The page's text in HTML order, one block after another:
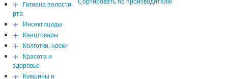
+ Гигиена полости
рта
+ Инсектициды
+ Канцтовары
+ Колготки, носки
+ Красота и
здоровье
+ Кувшины и